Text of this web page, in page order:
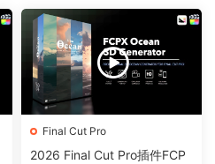
Final Cut Pro
2026 Final Cut Pro插件FCP